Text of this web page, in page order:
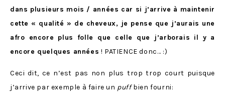
dans plusieurs mois / années car si j’arrive à maintenir
cette « qualité » de cheveux, je pense que j’aurais une
afro encore plus folle que celle que j’arborais il y a
encore quelques années ! PATIENCE donc… :)
Ceci dit, ce n’est pas non plus trop trop court puisque
j’arrive par exemple à faire un puffbien fourni: